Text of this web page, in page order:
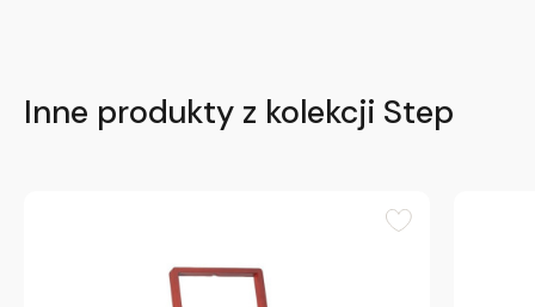
Inne produkty z kolekcji Step